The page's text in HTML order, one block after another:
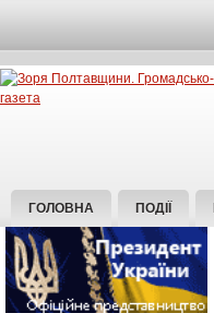
ГОЛОВНА ПОДІЇ